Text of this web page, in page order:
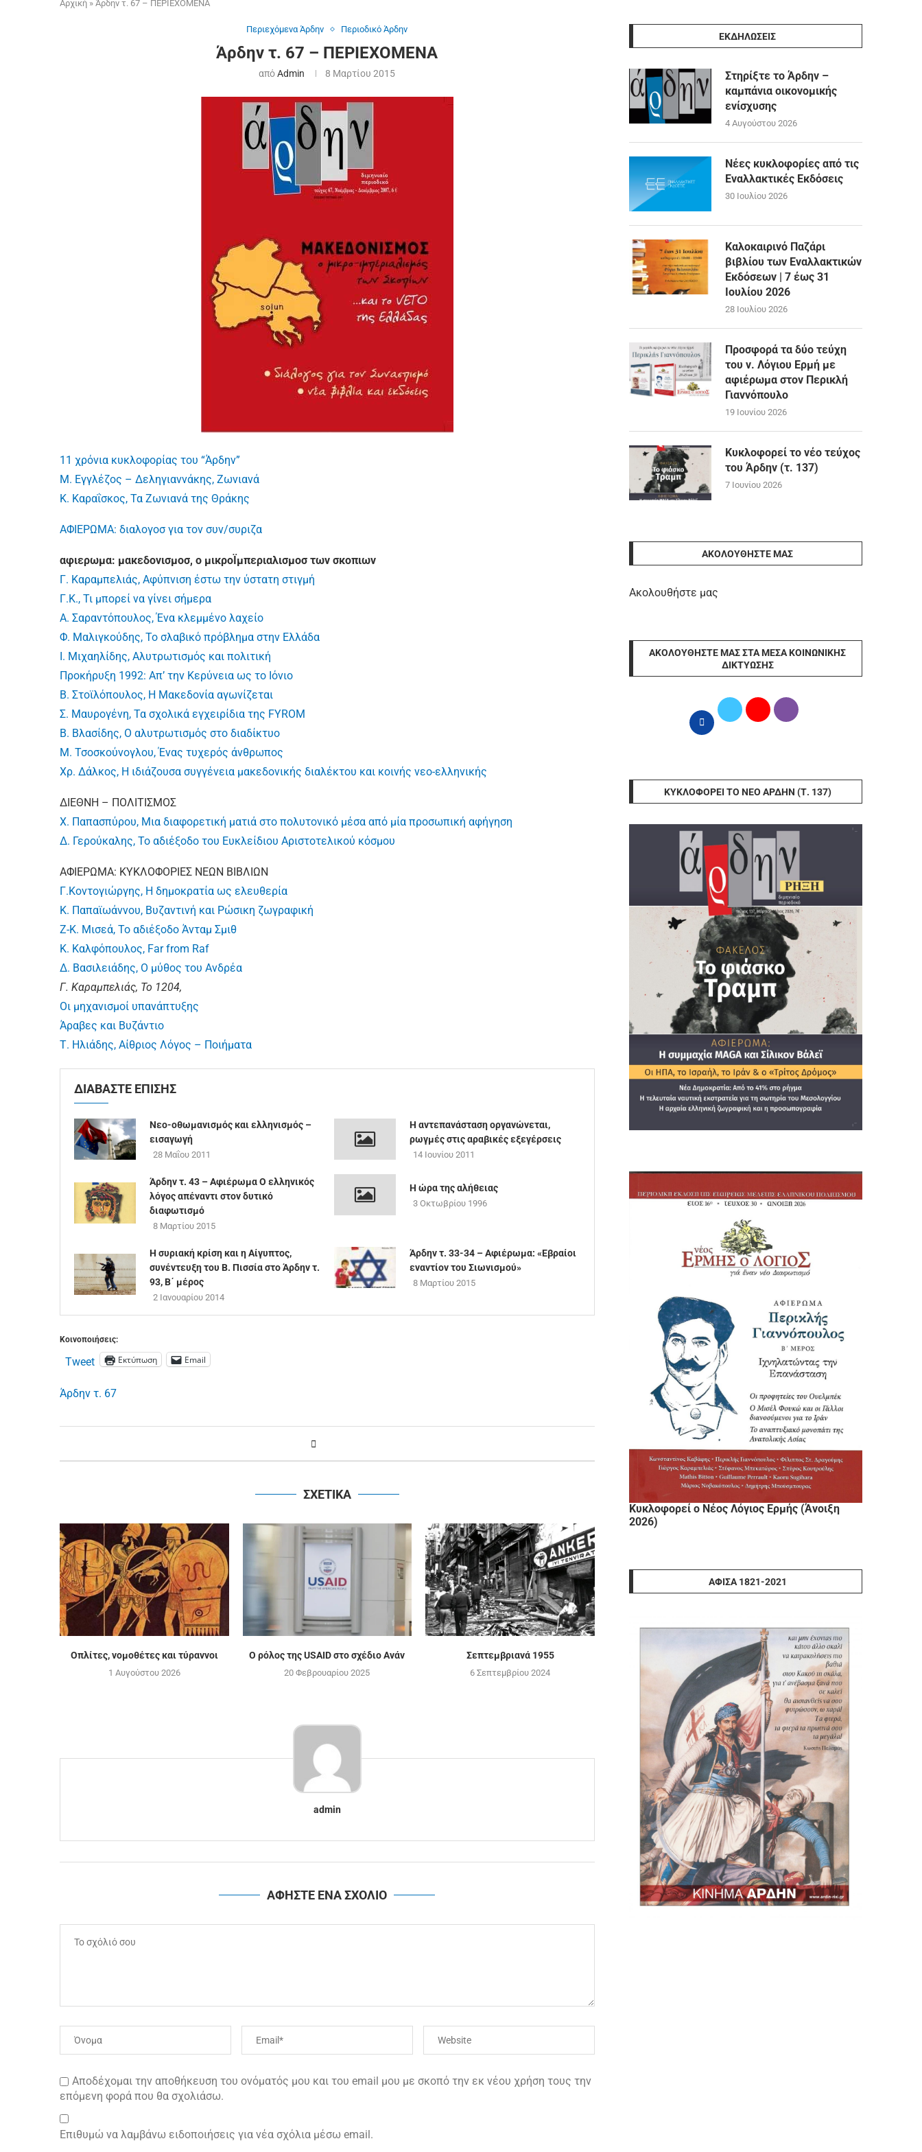
Αρχική » Άρδην τ. 67 – ΠΕΡΙΕΧΟΜΕΝΑ
Περιεχόμενα Άρδην Περιοδικό Άρδην
Άρδην τ. 67 – ΠΕΡΙΕΧΟΜΕΝΑ
απόAdmin 8 Μαρτίου 2015
11 χρόνια κυκλοφορίας του “Άρδην”
Μ. Εγγλέζος – Δεληγιαννάκης, Ζωνιανά
Κ. Καραΐσκος, Τα Ζωνιανά της Θράκης
ΑΦΙΕΡΩΜΑ: διαλογοσ για τον συν/συριζα
αφιερωμα: μακεδονισμοσ, ο μικροΪμπεριαλισμοσ των σκοπιων
Γ. Καραμπελιάς, Αφύπνιση έστω την ύστατη στιγμή
Γ.Κ., Τι μπορεί να γίνει σήμερα
Α. Σαραντόπουλος, Ένα κλεμμένο λαχείο
Φ. Μαλιγκούδης, Το σλαβικό πρόβλημα στην Ελλάδα
Ι. Μιχαηλίδης, Αλυτρωτισμός και πολιτική
Προκήρυξη 1992: Απ’ την Κερύνεια ως το Ιόνιο
Β. Στοϊλόπουλος, Η Μακεδονία αγωνίζεται
Σ. Μαυρογένη, Τα σχολικά εγχειρίδια της FYROM
B. Βλασίδης, Ο αλυτρωτισμός στο διαδίκτυο
Μ. Τσοσκούνογλου, Ένας τυχερός άνθρωπος
Χρ. Δάλκος, Η ιδιάζουσα συγγένεια μακεδονικής διαλέκτου και κοινής νεο-ελληνικής
ΔΙΕΘΝΗ – ΠΟΛΙΤΙΣΜΟΣ
Χ. Παπασπύρου, Μια διαφορετική ματιά στο πολυτονικό μέσα από μία προσωπική αφήγηση
Δ. Γερούκαλης, Το αδιέξοδο του Ευκλείδιου Αριστοτελικού κόσμου
ΑΦΙΕΡΩΜΑ: ΚΥΚΛΟΦΟΡΙΕΣ ΝΕΩΝ ΒΙΒΛΙΩΝ
Γ.Κοντογιώργης, Η δημοκρατία ως ελευθερία
Κ. Παπαϊωάννου, Βυζαντινή και Ρώσικη ζωγραφική
Ζ-Κ. Μισεά, Το αδιέξοδο Άνταμ Σμιθ
Κ. Καλφόπουλος, Far from Raf
Δ. Βασιλειάδης, Ο μύθος του Ανδρέα
Γ. Καραμπελιάς, Το 1204,
Οι μηχανισμοί υπανάπτυξης
Άραβες και Βυζάντιο
Τ. Ηλιάδης, Αίθριος Λόγος – Ποιήματα
ΔΙΑΒΑΣΤΕ ΕΠΙΣΗΣ
Νεο-οθωμανισμός και ελληνισμός –
εισαγωγή
28 Μαΐου 2011
Η αντεπανάσταση οργανώνεται,
ρωγμές στις αραβικές εξεγέρσεις
14 Ιουνίου 2011
Άρδην τ. 43 – Αφιέρωμα Ο ελληνικός
λόγος απέναντι στον δυτικό
διαφωτισμό
8 Μαρτίου 2015
Η ώρα της αλήθειας
3 Οκτωβρίου 1996
Η συριακή κρίση και η Αίγυπτος,
συνέντευξη του Β. Πισσία στο Άρδην τ.
93, Β΄ μέρος
2 Ιανουαρίου 2014
Άρδην τ. 33-34 – Αφιέρωμα: «Εβραίοι
εναντίον του Σιωνισμού»
8 Μαρτίου 2015
Κοινοποιήσεις:
Tweet Εκτύπωση Email
Άρδην τ. 67
ΣΧΕΤΙΚΑ
Οπλίτες, νομοθέτες και τύραννοι
1 Αυγούστου 2026
Ο ρόλος της USAID στο σχέδιο Ανάν
20 Φεβρουαρίου 2025
Σεπτεμβριανά 1955
6 Σεπτεμβρίου 2024
admin
ΑΦΗΣΤΕ ΕΝΑ ΣΧΟΛΙΟ
Αποδέχομαι την αποθήκευση του ονόματός μου και του email μου με σκοπό την εκ νέου χρήση τους την
επόμενη φορά που θα σχολιάσω.
Επιθυμώ να λαμβάνω ειδοποιήσεις για νέα σχόλια μέσω email.
ΕΚΔΗΛΩΣΕΙΣ
Στηρίξτε το Άρδην –
καμπάνια οικονομικής
ενίσχυσης
4 Αυγούστου 2026
Νέες κυκλοφορίες από τις
Εναλλακτικές Εκδόσεις
30 Ιουλίου 2026
Καλοκαιρινό Παζάρι
βιβλίου των Εναλλακτικών
Εκδόσεων | 7 έως 31
Ιουλίου 2026
28 Ιουλίου 2026
Προσφορά τα δύο τεύχη
του ν. Λόγιου Ερμή με
αφιέρωμα στον Περικλή
Γιαννόπουλο
19 Ιουνίου 2026
Κυκλοφορεί το νέο τεύχος
του Άρδην (τ. 137)
7 Ιουνίου 2026
ΑΚΟΛΟΥΘΉΣΤΕ ΜΑΣ
Ακολουθήστε μας
ΑΚΟΛΟΥΘΉΣΤΕ ΜΑΣ ΣΤΑ ΜΈΣΑ ΚΟΙΝΩΝΙΚΉΣ
ΔΙΚΤΎΩΣΗΣ
ΚΥΚΛΟΦΟΡΕΊ ΤΟ ΝΈΟ ΆΡΔΗΝ (Τ. 137)
Κυκλοφορεί ο Νέος Λόγιος Ερμής (Άνοιξη
2026)
ΑΦΊΣΑ 1821-2021